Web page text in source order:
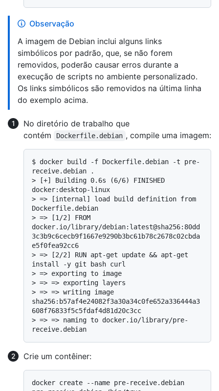
Observação
A imagem de Debian inclui alguns links
simbólicos por padrão, que, se não forem
removidos, poderão causar erros durante a
execução de scripts no ambiente personalizado.
Os links simbólicos são removidos na última linha
do exemplo acima.
No diretório de trabalho que
contém
Dockerfile.debian , compile uma imagem:
$ docker build -f Dockerfile.debian -t pre-
receive.debian .
>
[+] Building 0.6s (6/6) FINISHED
docker:desktop-linux
> => [internal] load build definition from
Dockerfile.debian
> => [1/2] FROM
docker.io/library/debian:latest@sha256:80dd
3c3b9c6cecb9f1667e9290b3bc61b78c2678c02cbda
e5f0fea92cc6
> => [2/2] RUN apt-get update && apt-get
install -y git bash curl
> => exporting to image
> => => exporting layers
> => => writing image
sha256:b57af4e24082f3a30a34c0fe652a336444a3
608f76833f5c5fdaf4d81d20c3cc
> => => naming to docker.io/library/pre-
receive.debian
Crie um contêiner:
docker create --name pre-receive.debian